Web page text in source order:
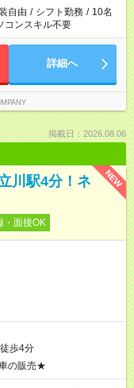
自由 / シフト勤務 / 10名
コンスキル不要
詳細へ
掲載日：2026.08.06
NEW
川駅4分！ネ
・面接OK
歩4分
の販売★